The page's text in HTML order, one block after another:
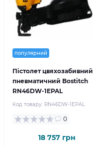
популярний
Пістолет цвяхозабивний
пневматичний Bostitch
RN46DW-1EPAL
Код товару: RN46DW-1EPAL
0
18 757 грн